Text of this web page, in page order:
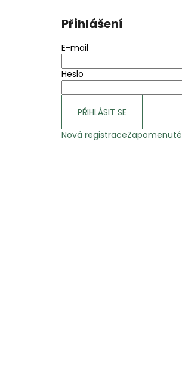
Přihlášení
E-mail
Heslo
PŘIHLÁSIT SE
Nová registrace